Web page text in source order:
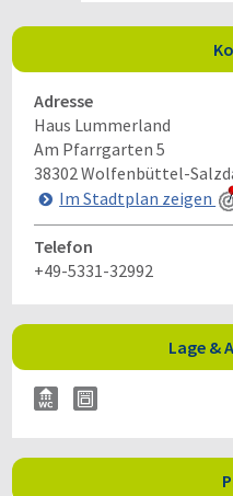
Adresse
Haus Lummerland
Am Pfarrgarten 5
38302Wolfenbüttel-
Im Stadtplan zeigen
Telefon
+49-5331-32992
Lage &